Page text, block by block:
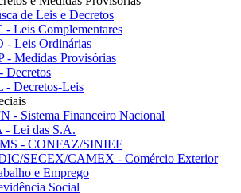
de Leis e Decretos
- Leis Complementares
- Leis Ordinárias
- Medidas Provisórias
Decretos
- Decretos-Leis
- Sistema Financeiro Nacional
- Lei das S.A.
- CONFAZ/SINIEF
SECEX/CAMEX - Comércio Exterior
e Emprego
Social